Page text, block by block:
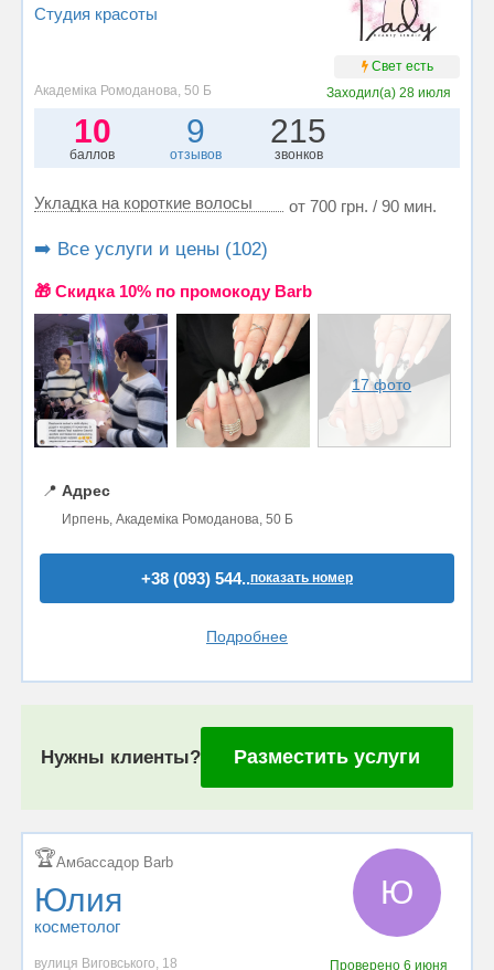
Студия красоты
Свет есть
Академіка Ромоданова, 50 Б
Заходил(а)28 июля
10
баллов
9
отзывов
215
звонков
Укладка на короткие волосы от 700 грн. / 90 мин.
➡️ Все услуги и цены (102)
🎁 Cкидка 10% по промокоду Barb
17 фото
📍 Адрес
Ирпень, Академіка Ромоданова, 50 Б
+38 (093) 544..показать номер
Подробнее
Нужны клиенты? Разместить услуги
🏆Амбассадор Barb
Юлия
косметолог
Ю
вулиця Виговського, 18 Проверено6 июня